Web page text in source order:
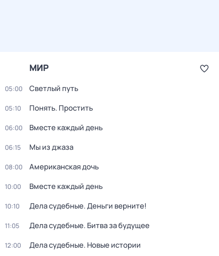
МИР
05:00 Светлый путь
05:10 Понять. Простить
06:00 Вместе каждый день
06:15 Мы из джаза
08:00 Американская дочь
10:00 Вместе каждый день
10:10 Дела судебные. Деньги верните!
11:05 Дела судебные. Битва за будущее
12:00 Дела судебные. Новые истории